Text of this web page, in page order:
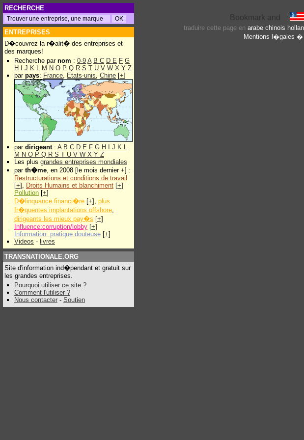
RECHERCHE
ENTREPRISES
D�couvrez la r�alit� des entreprises et
des marques!
Recherche par nom : 0-9 A B C D E F G
H
J K L M N O P Q R S T U V W X Y Z
par pays: France, Etats-unis, Chine [+]
par dirigeant: A B C D E F G H J K L
M N O P Q R S T U V W X Y Z
Les plus grandes entreprises mondiales
par th�me, en 2008 [le mois dernier +] :
Restructurations et conditions de travail
[+], Droits Humains et blanchiment [+]
Pollution [+]
D�linquance financi�re [+], plus
fr�quentes implantations offshore,
dirigeants les mieux pay�s [+]
Influence:corruption/lobby [+]
Information: pratique douteuse [+]
Videos - livres
TRANSNATIONALE.ORG
Site d'information ind�pendant et gratuit sur
les grandes entreprises.
Pourquoi utiliser ce site ?
Comment l'utiliser ?
Nous contacter - Soutien
traduire cette page en arabe chinois
Mentions l�gales �